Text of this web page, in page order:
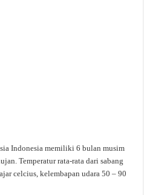
Indonesia memiliki 6 bulan musim
Temperatur rata-rata dari sabang
celcius, kelembapan udara 50 – 90